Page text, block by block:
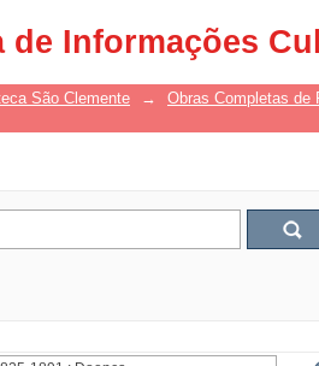
Informações
São Clemente → Obras Completas de